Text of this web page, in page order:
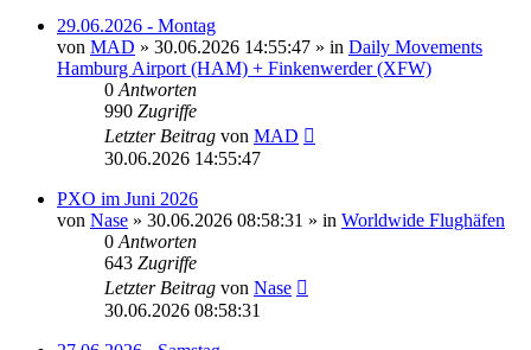
29.06.2026 - Montag
von MAD » 30.06.2026 14:55:47 » in Daily Movements
Hamburg Airport (HAM) + Finkenwerder (XFW)
0 Antworten
990 Zugriffe
Letzter Beitrag von MAD
30.06.2026 14:55:47
PXO im Juni 2026
von Nase » 30.06.2026 08:58:31 » in Worldwide Flughäfen
0 Antworten
643 Zugriffe
Letzter Beitrag von Nase
30.06.2026 08:58:31